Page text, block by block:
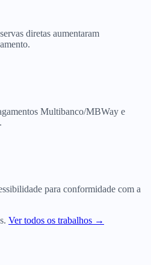
diretas aumentaram
Multibanco/MBWay e
para conformidade com a
Ver todos os trabalhos →